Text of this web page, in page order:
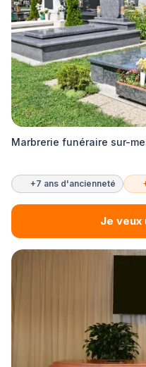
Marbrerie funéraire sur-
+7 ans d'ancienneté
Je veux